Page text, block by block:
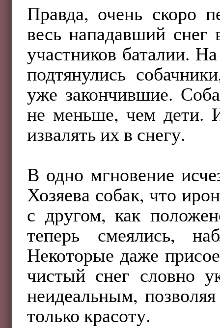
Правда, очень скоро
весь нападавший снег
участников баталии.
подтянулись
уже закончившие.
не меньше, чем дети.
извалять их в снегу.
В одно мгновение
Хозяева собак, что
с другом, как
теперь смеялись,
Некоторые даже
чистый снег словно
неидеальным,
только красоту.